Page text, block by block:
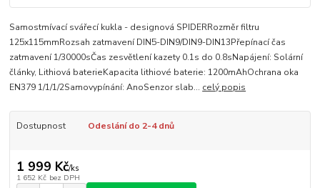
Samostmívací svářecí kukla - designová SPIDERRozměr filtru
125x115mmRozsah zatmavení DIN5-DIN9/DIN9-DIN13Přepínací čas
zatmavení 1/30000sČas zesvětlení kazety 0.1s do 0.8sNapájení: Solární
články, Lithiová baterieKapacita lithiové baterie: 1200mAhOchrana oka
EN379 1/1/1/2Samovypínání: AnoSenzor slab... celý popis
Dostupnost Odeslání do 2-4 dnů
1 999 Kč/ks
1 652 Kč bez DPH